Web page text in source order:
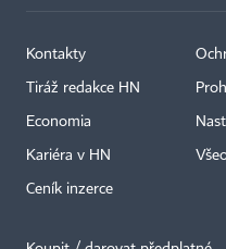
Kontakty
Tiráž redakce HN
Economia
Kariéra v HN
Ceník inzerce